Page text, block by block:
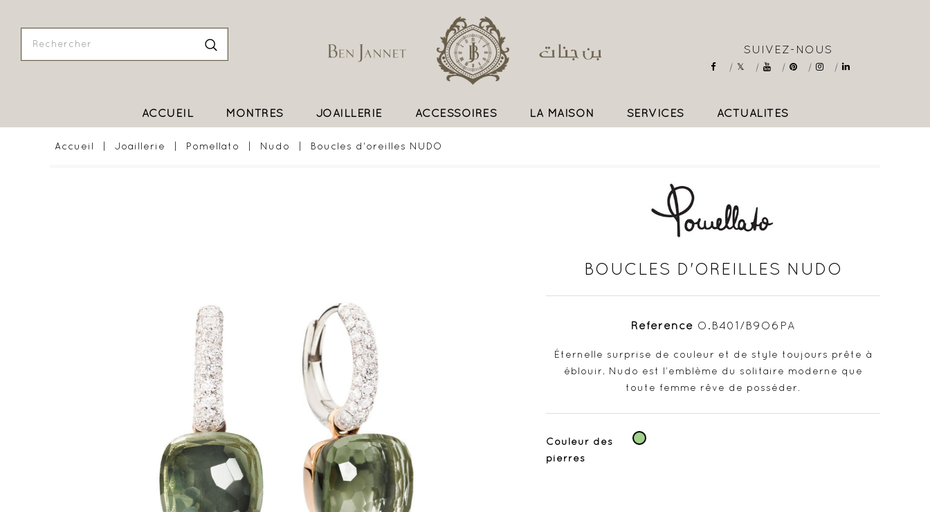
SUIVEZ-NOUS
ACCUEIL MONTRES JOAILLERIE ACCESSOIRES LA MAISON SERVICES ACTUALITÉS
Accueil Joaillerie Pomellato Nudo Boucles d'oreilles NUDO
BOUCLES D'OREILLES NUDO
Référence O.B401/B9O6PA
Éternelle surprise de couleur et de style toujours prête à
éblouir, Nudo est l’emblème du solitaire moderne que
toute femme rêve de posséder.
Couleur des
pierres
Vert